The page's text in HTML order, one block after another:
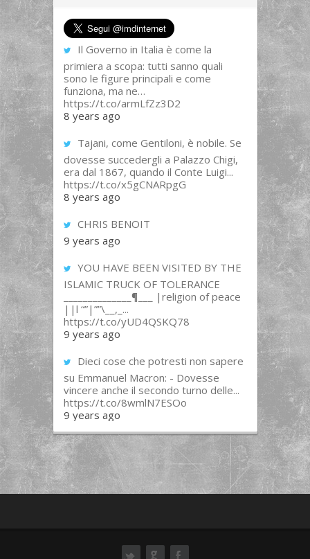
Il Governo in Italia è come la
primiera a scopa: tutti sanno quali
sono le figure principali e come
funziona, ma ne…
https://t.co/armLfZz3D2
8 years ago
Tajani, come Gentiloni, è nobile. Se
dovesse succedergli a Palazzo Chigi,
era dal 1867, quando il Conte Luigi...
https://t.co/x5gCNARpgG
8 years ago
CHRIS BENOIT
9 years ago
YOU HAVE BEEN VISITED BY THE
ISLAMIC TRUCK OF TOLERANCE
______________¶___ |religion of peace
||l “”|””\__,_...
https://t.co/yUD4QSKQ78
9 years ago
Dieci cose che potresti non sapere
su Emmanuel Macron: - Dovesse
vincere anche il secondo turno delle...
https://t.co/8wmlN7ESOo
9 years ago